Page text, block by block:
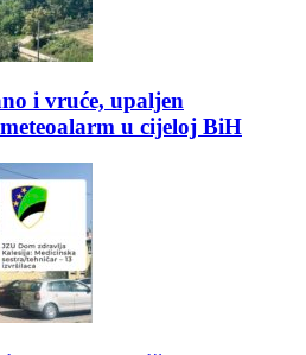
i vruće, upaljen
u cijeloj BiH